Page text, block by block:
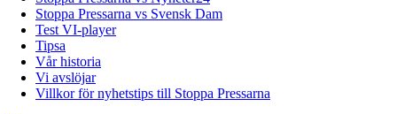
Stoppa Pressarna vs Svensk Dam
Test VI-player
Tipsa
Vår historia
Vi avslöjar
Villkor för nyhetstips till Stoppa Pressarna